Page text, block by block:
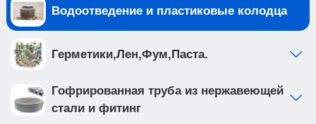
Водоотведение и пластиковые колодца
Герметики,Лен,Фум,Паста.
Гофрированная труба из нержавеющей
стали и фитинг